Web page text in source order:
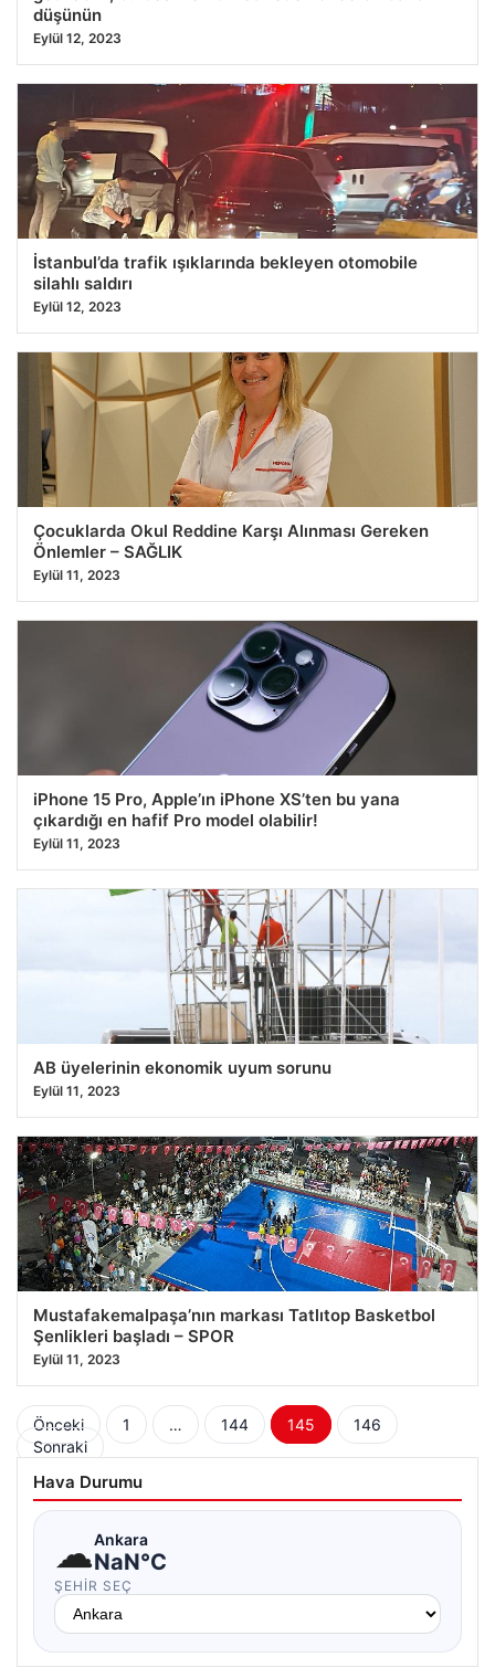
düşünün
Eylül 12, 2023
İstanbul’da trafik ışıklarında bekleyen otomobile
silahlı saldırı
Eylül 12, 2023
Çocuklarda Okul Reddine Karşı Alınması Gereken
Önlemler – SAĞLIK
Eylül 11, 2023
iPhone 15 Pro, Apple’ın iPhone XS’ten bu yana
çıkardığı en hafif Pro model olabilir!
Eylül 11, 2023
AB üyelerinin ekonomik uyum sorunu
Eylül 11, 2023
Mustafakemalpaşa’nın markası Tatlıtop Basketbol
Şenlikleri başladı – SPOR
Eylül 11, 2023
Yazı
sayfalaması
Önceki 1 … 144 145
146
Sonraki
Hava Durumu
☁Ankara
NaN°C
ŞEHIR SEÇ